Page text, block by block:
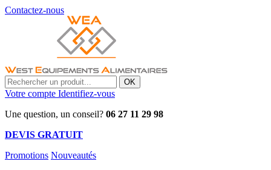
Contactez-nous
OK
Votre compte Identifiez-vous
Une question, un conseil? 06 27 11 29 98
DEVIS GRATUIT
Promotions Nouveautés